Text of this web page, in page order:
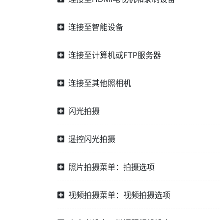
连接至智能设备
连接至计算机或FTP服务器
连接至其他照相机
闪光拍摄
遥控闪光拍摄
照片拍摄菜单：拍摄选项
视频拍摄菜单：视频拍摄选项